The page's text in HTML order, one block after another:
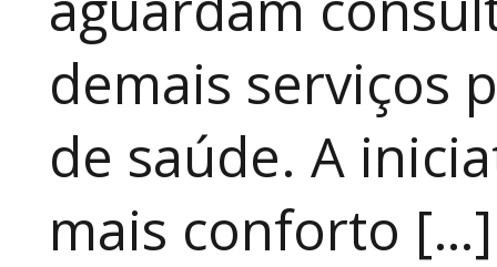
demais serviços
de saúde. A
mais conforto […]